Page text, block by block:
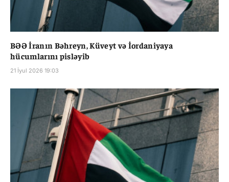
BƏƏ İranın Bəhreyn, Küveyt və İordaniyaya
hücumlarını pisləyib
21 İyul 2026 19:03